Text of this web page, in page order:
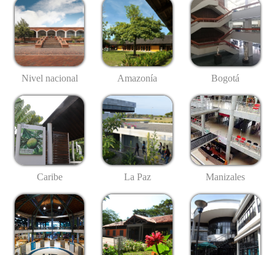
Nivel nacional Amazonía Bogotá
Caribe La Paz Manizales